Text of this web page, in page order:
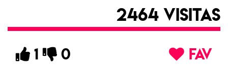
2464 VISITAS
1 0 FAV